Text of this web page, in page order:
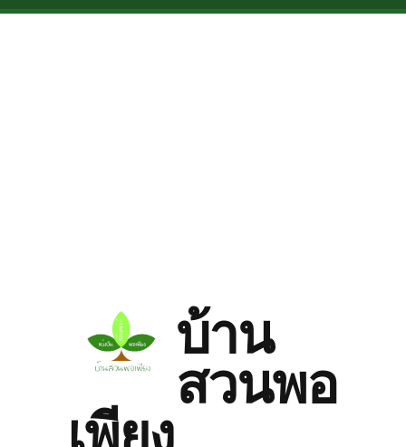
Skip to main content
บ้าน
สวนพอ